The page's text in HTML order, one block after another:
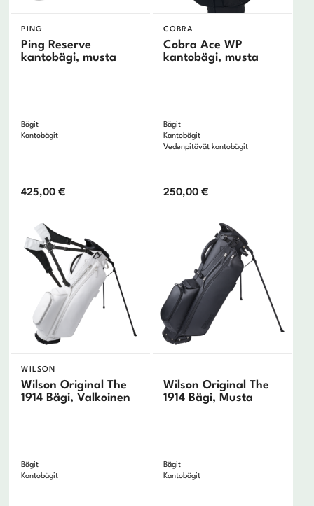
Taylormade
Titleist
U.S. Kids Golf
PING
Ping Reserve
kantobägi, musta
Bägit
Kantobägit
425,00€
COBRA
Cobra Ace WP
kantobägi, musta
Bägit
Kantobägit
Vedenpitävät kantobägit
250,00 €
WILSON
Wilson Original The
1914 Bägi, Valkoinen
Bägit
Kantobägit
Wilson Original The
1914 Bägi, Musta
Bägit
Kantobägit